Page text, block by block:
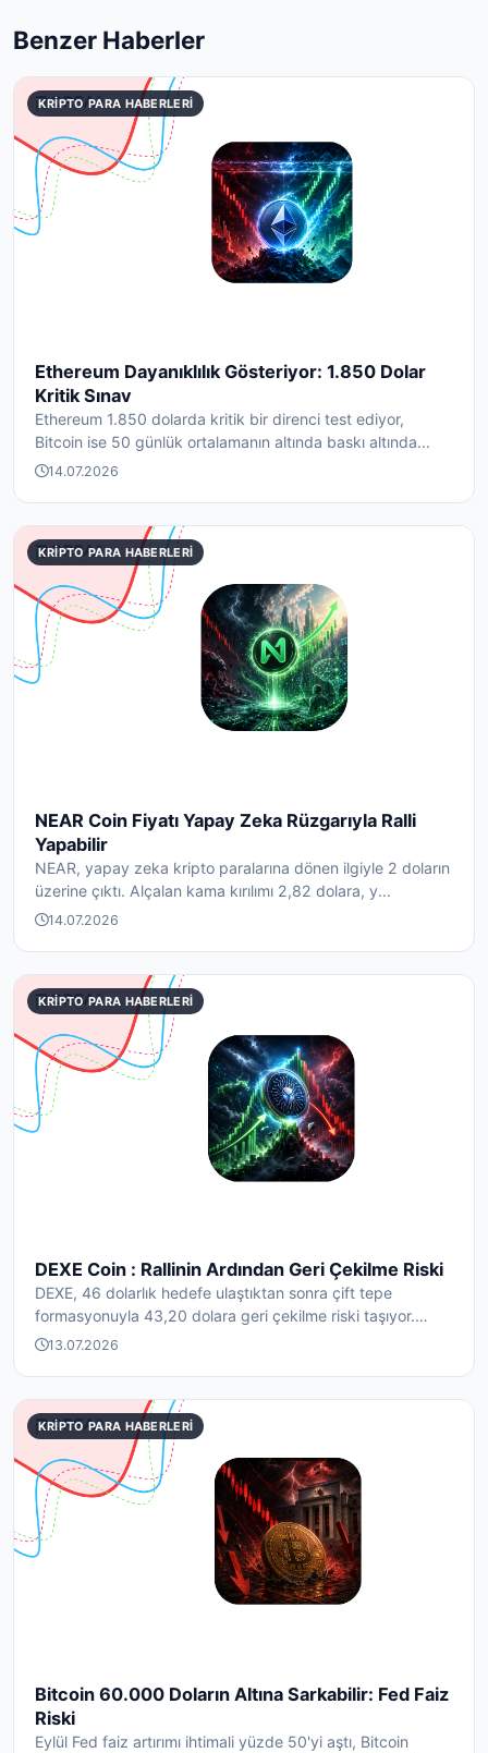
Benzer Haberler
KRIPTO PARA HABERLERI
Ethereum Dayanıklılık Gösteriyor: 1.850 Dolar
Kritik Sınav
Ethereum 1.850 dolarda kritik bir direnci test ediyor,
Bitcoin ise 50 günlük ortalamanın altında baskı altında...
14.07.2026
KRIPTO PARA HABERLERI
NEAR Coin Fiyatı Yapay Zeka Rüzgarıyla Ralli
Yapabilir
NEAR, yapay zeka kripto paralarına dönen ilgiyle 2 doların
üzerine çıktı. Alçalan kama kırılımı 2,82 dolara, y...
14.07.2026
KRIPTO PARA HABERLERI
DEXE Coin : Rallinin Ardından Geri Çekilme Riski
DEXE, 46 dolarlık hedefe ulaştıktan sonra çift tepe
formasyonuyla 43,20 dolara geri çekilme riski taşıyor.
Tas...
13.07.2026
KRIPTO PARA HABERLERI
Bitcoin 60.000 Doların Altına Sarkabilir: Fed Faiz
Riski
Eylül Fed faiz artırımı ihtimali yüzde 50'yi aştı, Bitcoin